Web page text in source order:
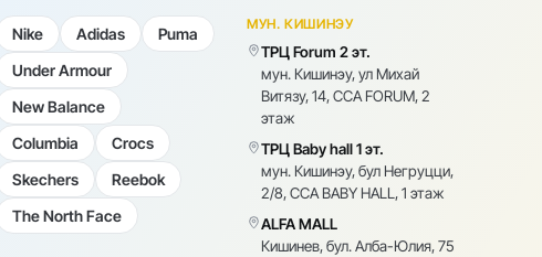
Nike Adidas
Puma
Under Armour
New Balance
Columbia
Crocs
Skechers
Reebok
The North Face
МУН. КИШИНЭУ
ТРЦ Forum 2 эт.
мун. Кишинэу, ул Михай
Витязу, 14, CCA FORUM, 2
этаж
ТРЦ Baby hall 1 эт.
мун. Кишинэу, бул Негруцци,
2/8, CCA BABY HALL, 1 этаж
ALFA MALL
Кишинев, бул. Алба-Юлия, 75